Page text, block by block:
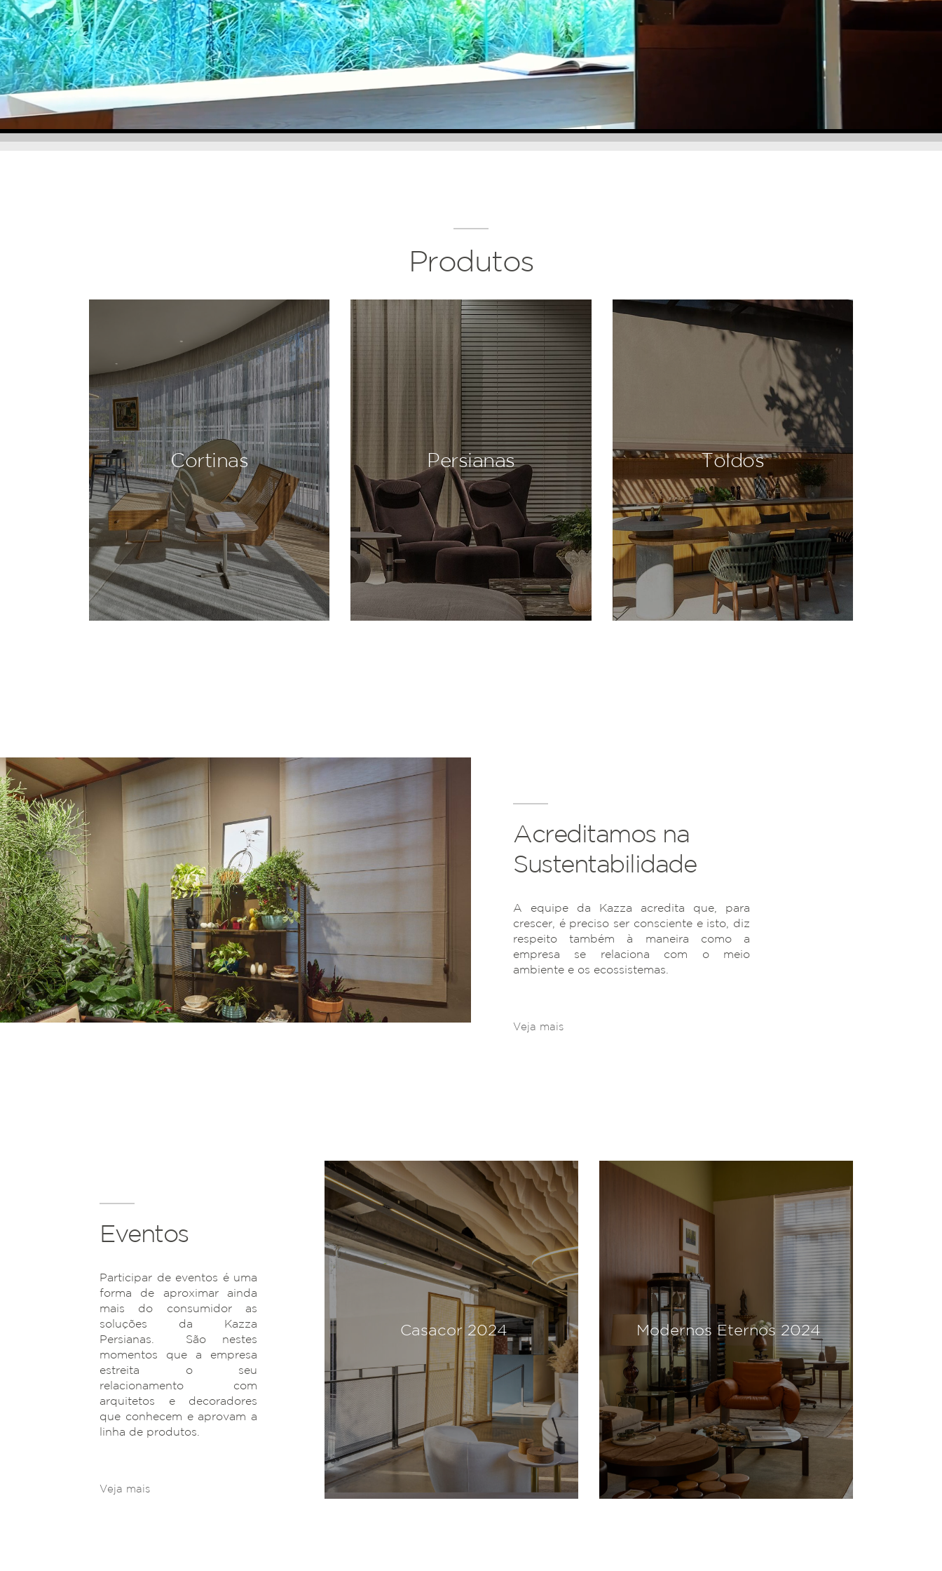
Produtos
Cortinas Persianas Toldos
Acreditamos na
Sustentabilidade
A equipe da Kazza acredita que, para
crescer, é preciso ser consciente e isto, diz
respeito também à maneira como a
empresa se relaciona com o meio
ambiente e os ecossistemas.
Veja mais
Eventos
Participar de eventos é uma
forma de aproximar ainda
mais do consumidor as
soluções da Kazza
Persianas. São nestes
momentos que a empresa
estreita o seu
relacionamento com
arquitetos e decoradores
que conhecem e aprovam a
linha de produtos.
Veja mais
Casacor 2024 Modernos Eternos 2024